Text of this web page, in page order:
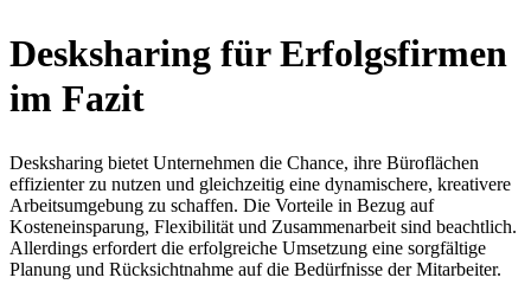
Desksharing für Erfolgsfirmen
im Fazit
Desksharing bietet Unternehmen die Chance, ihre Büroflächen
effizienter zu nutzen und gleichzeitig eine dynamischere, kreativere
Arbeitsumgebung zu schaffen. Die Vorteile in Bezug auf
Kosteneinsparung, Flexibilität und Zusammenarbeit sind beachtlich.
Allerdings erfordert die erfolgreiche Umsetzung eine sorgfältige
Planung und Rücksichtnahme auf die Bedürfnisse der Mitarbeiter.